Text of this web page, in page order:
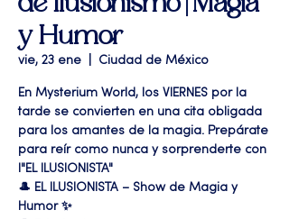
y Humor
vie, 23 ene Ciudad de México
En Mysterium World, los VIERNES por la
tarde se convierten en una cita obligada
para los amantes de la magia. Prepárate
para reír como nunca y sorprenderte con
l"EL ILUSIONISTA"
🎩 EL ILUSIONISTA – Show de Magia y
Humor ✨